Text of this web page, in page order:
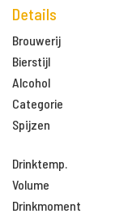
Details
Brouwerij
Bierstijl
Alcohol
Categorie
Spijzen
Drinktemp.
Volume
Drinkmoment